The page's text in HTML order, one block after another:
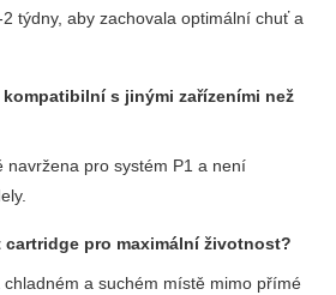
týdny, aby zachovala optimální chuť a
s jinými zařízeními než
navržena pro systém P1 a není
pro maximální životnost?
a suchém místě mimo přímé